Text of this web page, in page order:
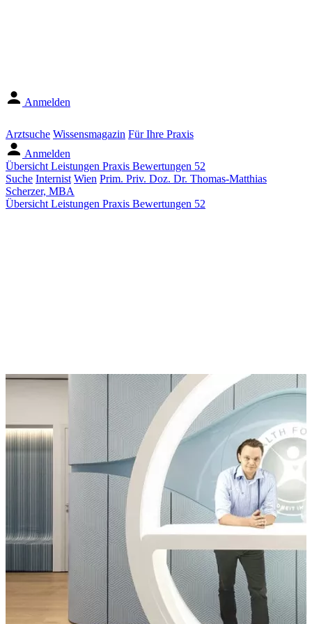
Anmelden
Arztsuche Wissensmagazin Für Ihre Praxis
Anmelden
Übersicht Leistungen Praxis Bewertungen 52
Suche Internist Wien Prim. Priv. Doz. Dr. Thomas-Matthias
Scherzer, MBA
Übersicht Leistungen Praxis Bewertungen 52